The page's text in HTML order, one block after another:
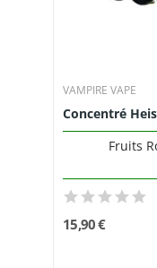
VAMPIRE VAPE
Concentré
Fruits
15,90 €